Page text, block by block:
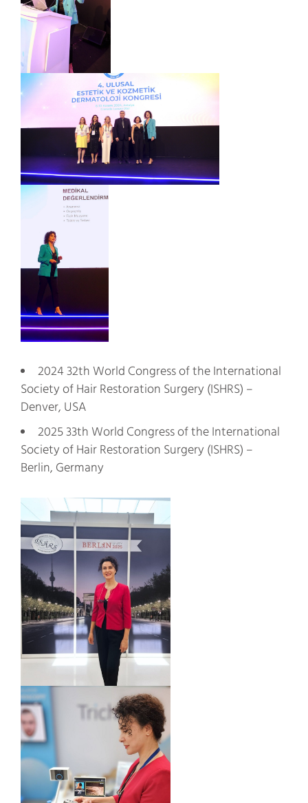
2024 32th World Congress of the International
Society of Hair Restoration Surgery (ISHRS) –
Denver, USA
2025 33th World Congress of the International
Society of Hair Restoration Surgery (ISHRS) –
Berlin, Germany